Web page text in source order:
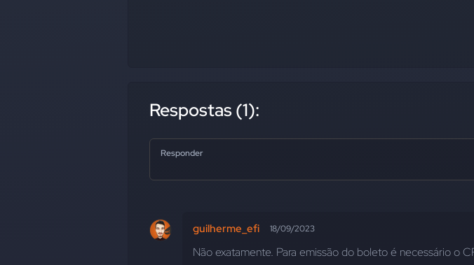
Respostas (1):
Responder
guilherme_efi 18/09/2023
Não exatamente. Para emissão do boleto é necessário o